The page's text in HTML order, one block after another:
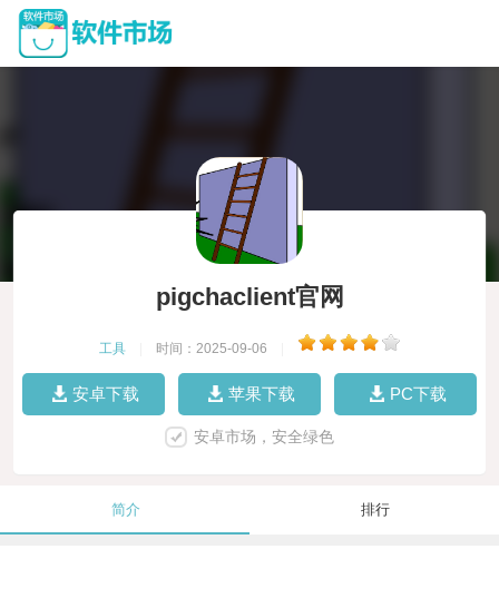
pigchaclient官网
工具 时间：2025-09-06
安卓下载 苹果下载 PC下载
安卓市场，安全绿色
简介 排行